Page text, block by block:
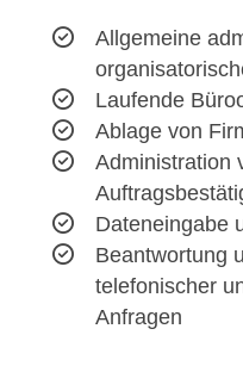
Allgemeine
Laufende
Ablage von
Administration
Dateneingabe
Beantwortung
telefonischer
Anfragen